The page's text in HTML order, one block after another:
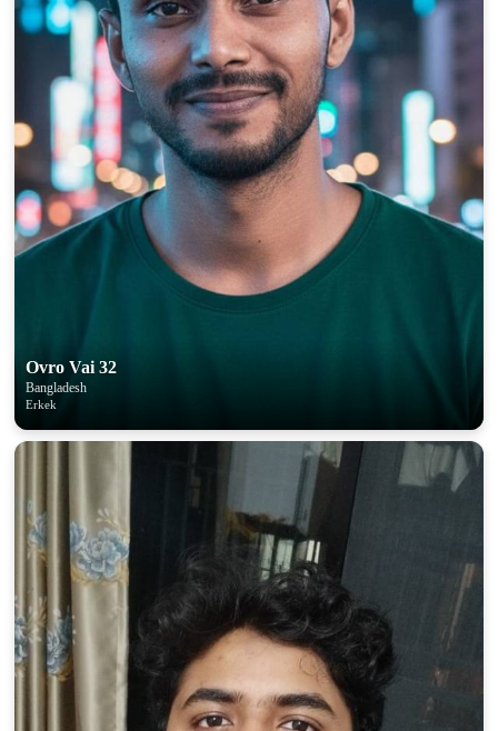
Ovro Vai 32
Bangladesh
Erkek
upload your own photo
100% FREE
×10 more visibility